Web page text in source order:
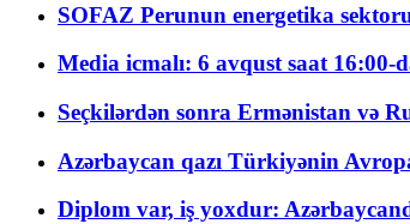
SOFAZ Perunun energetika
Media icmalı: 6 avqust saat 16:00-
Seçkilərdən sonra Ermənistan və
Azərbaycan qazı Türkiyənin
Diplom var, iş yoxdur: